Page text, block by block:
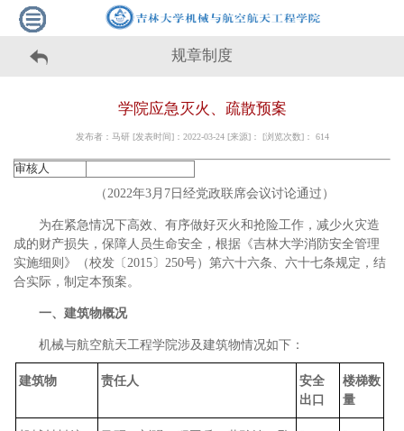
规章制度
学院应急灭火、疏散预案
发布者：马研 [发表时间]：2022-03-24 [来源]： [浏览次数]： 614
审核人
（2022年3月7日经党政联席会议讨论通过）
为在紧急情况下高效、有序做好灭火和抢险工作，减少火灾造
成的财产损失，保障人员生命安全，根据《吉林大学消防安全管理
实施细则》（校发〔2015〕250号）第六十六条、六十七条规定，结
合实际，制定本预案。
一、建筑物概况
机械与航空航天工程学院涉及建筑物情况如下：
建筑物 责任人
安全
出口
楼梯数
量